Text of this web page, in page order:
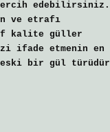
edebilirsiniz.
ve etrafı
kalite güller
ifade etmenin en
eski bir gül türüdür